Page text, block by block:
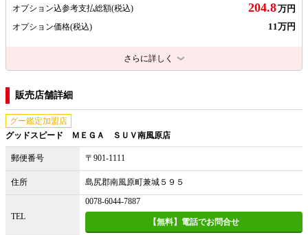
オプション込参考支払総額(税込) 204.8万円
オプション価格(税込) 11万円
さらに詳しく
販売店舗詳細
グー鑑定加盟店
グッドスピード ＭＥＧＡ ＳＵＶ南風原店
郵便番号 〒901-1111
住所 島尻郡南風原町兼城５９５
TEL
0078-6044-7887
【無料】電話でお問合せ